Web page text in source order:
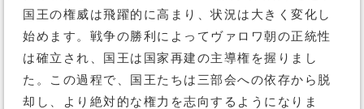
国王の権威は飛躍的に高まり、状況は大きく変化し
始めます。戦争の勝利によってヴァロワ朝の正統性
は確立され、国王は国家再建の主導権を握りまし
た。この過程で、国王たちは三部会への依存から脱
却し、より絶対的な権力を志向するようになりま